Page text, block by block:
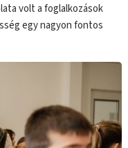
volt a foglalkozások
egy nagyon fontos